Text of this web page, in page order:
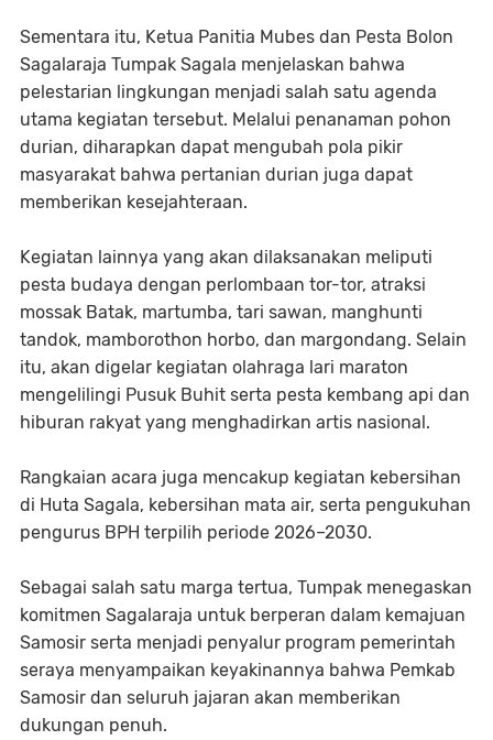
Sementara itu, Ketua Panitia Mubes dan Pesta Bolon
Sagalaraja Tumpak Sagala menjelaskan bahwa
pelestarian lingkungan menjadi salah satu agenda
utama kegiatan tersebut. Melalui penanaman pohon
durian, diharapkan dapat mengubah pola pikir
masyarakat bahwa pertanian durian juga dapat
memberikan kesejahteraan.
Kegiatan lainnya yang akan dilaksanakan meliputi
pesta budaya dengan perlombaan tor-tor, atraksi
mossak Batak, martumba, tari sawan, manghunti
tandok, mamborothon horbo, dan margondang. Selain
itu, akan digelar kegiatan olahraga lari maraton
mengelilingi Pusuk Buhit serta pesta kembang api dan
hiburan rakyat yang menghadirkan artis nasional.
Rangkaian acara juga mencakup kegiatan kebersihan
di Huta Sagala, kebersihan mata air, serta pengukuhan
pengurus BPH terpilih periode 2026–2030.
Sebagai salah satu marga tertua, Tumpak menegaskan
komitmen Sagalaraja untuk berperan dalam kemajuan
Samosir serta menjadi penyalur program pemerintah
seraya menyampaikan keyakinannya bahwa Pemkab
Samosir dan seluruh jajaran akan memberikan
dukungan penuh.